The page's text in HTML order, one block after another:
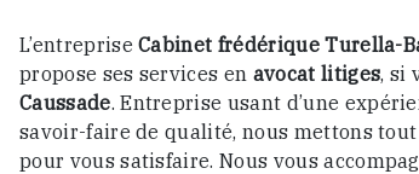
L’entrepriseCabinet frédérique Turella-
propose ses services en avocat litiges, si
Caussade. Entreprise usant d’une
savoir-faire de qualité, nous mettons
pour vous satisfaire. Nous vous